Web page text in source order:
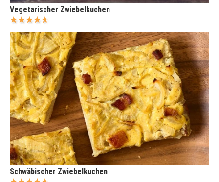
Vegetarischer Zwiebelkuchen
Schwäbischer Zwiebelkuchen